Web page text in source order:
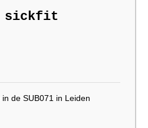
sickfit
de SUB071 in Leiden